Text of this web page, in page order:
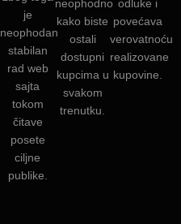
je
neophodan
stabilan
rad web
sajta
tokom
čitave
posete
ciljne
publike.
neophodno
kako biste
ostali
dostupni
kupcima u
svakom
trenutku.
odluke i
povećava
verovatnoću
realizovane
kupovine.